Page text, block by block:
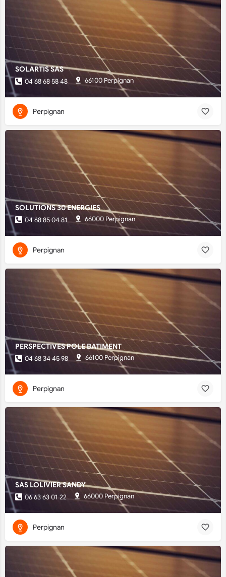
SOLARTIS SAS
04 68 68 58 48 66100 Perpignan
Perpignan
SOLUTIONS 30 ENERGIES
04 68 85 04 81 66000 Perpignan
Perpignan
PERSPECTIVES POLE BATIMENT
04 68 34 45 98 66100 Perpignan
Perpignan
SAS LOLIVIER SANDY
06 63 63 01 22 66000 Perpignan
Perpignan